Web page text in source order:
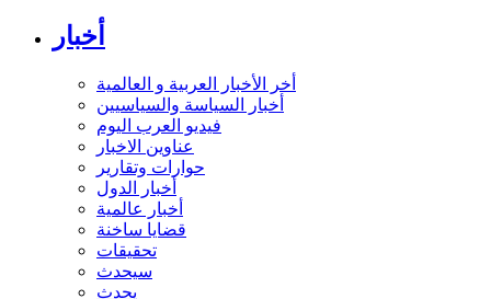
أخبار
أخر الأخبار العربية و العالمية
أخبار السياسة والسياسيين
فيديو العرب اليوم
عناوين الاخبار
حوارات وتقارير
أخبار الدول
أخبار عالمية
قضايا ساخنة
تحقيقات
سيحدث
يحدث